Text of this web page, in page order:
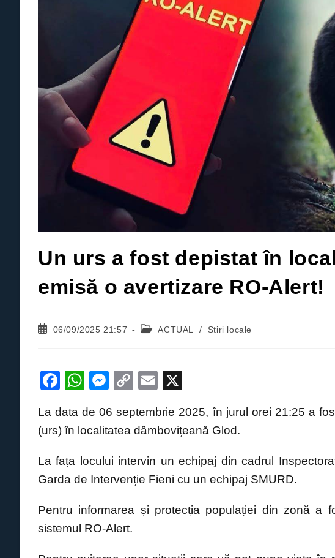
Un urs a fost depistat în
emisă o avertizare RO-Alert!
Post06/09/2025 21:57
PostACTUAL / Stiri locale
F
c
e
b
o
k
W
at
s
A
p
M
ss
e
n
g
C
p
y
Li
n
E
ail
La data de 06 septembrie 2025, în jurul orei 21:25 a
(urs) în localitatea dâmbovițeană Glod.
La fața locului intervin un echipaj din cadrul
Garda de Intervenție Fieni cu un echipaj SMURD.
Pentru informarea și protecția populației din zonă a
sistemul RO-Alert.